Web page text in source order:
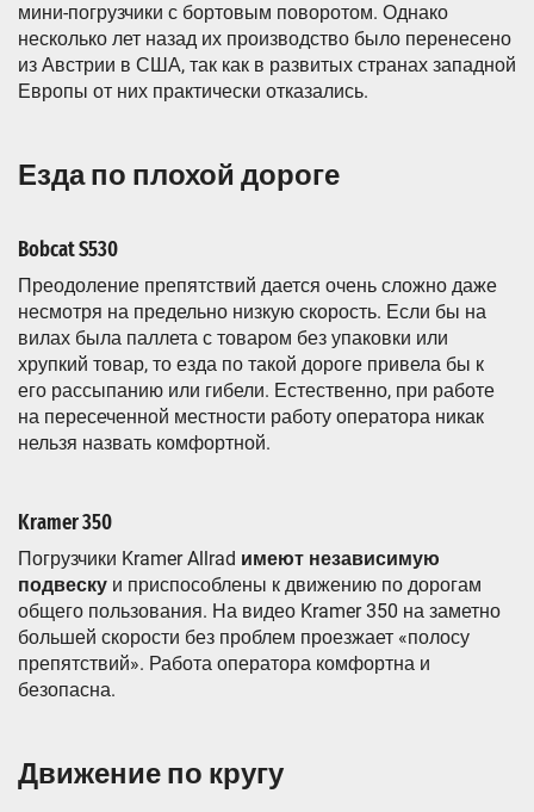
мини-погрузчики с бортовым поворотом. Однако
несколько лет назад их производство было перенесено
из Австрии в США, так как в развитых странах западной
Европы от них практически отказались.
Езда по плохой дороге
Bobcat S530
Преодоление препятствий дается очень сложно даже
несмотря на предельно низкую скорость. Если бы на
вилах была паллета с товаром без упаковки или
хрупкий товар, то езда по такой дороге привела бы к
его рассыпанию или гибели. Естественно, при работе
на пересеченной местности работу оператора никак
нельзя назвать комфортной.
Kramer 350
Погрузчики Kramer Allrad имеют независимую
подвеску и приспособлены к движению по дорогам
общего пользования. На видео Kramer 350 на заметно
большей скорости без проблем проезжает «полосу
препятствий». Работа оператора комфортна и
безопасна.
Движение по кругу